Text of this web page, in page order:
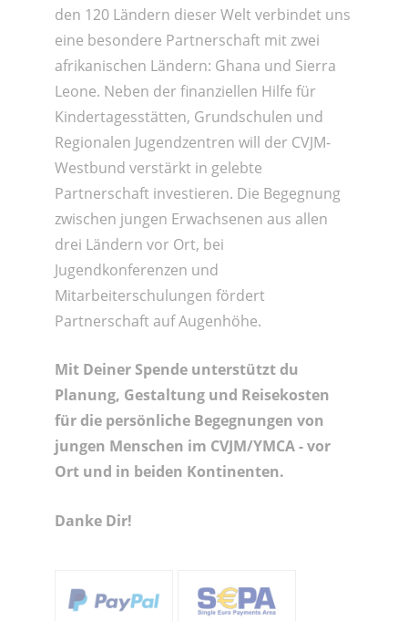
den 120 Ländern dieser Welt verbindet uns
eine besondere Partnerschaft mit zwei
afrikanischen Ländern: Ghana und Sierra
Leone. Neben der finanziellen Hilfe für
Kindertagesstätten, Grundschulen und
Regionalen Jugendzentren will der CVJM-
Westbund verstärkt in gelebte
Partnerschaft investieren. Die Begegnung
zwischen jungen Erwachsenen aus allen
drei Ländern vor Ort, bei
Jugendkonferenzen und
Mitarbeiterschulungen fördert
Partnerschaft auf Augenhöhe.
Mit Deiner Spende unter­stützt du
Planung, Gestaltung und Reisekosten
für die persönliche Begegnungen von
jungen Menschen im CVJM/YMCA - vor
Ort und in beiden Kontinenten.
Danke Dir!